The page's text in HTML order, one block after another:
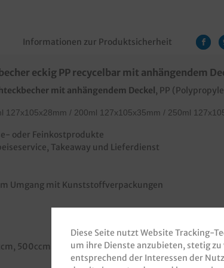
Informationen zur Produktsicherheit
eckig PP recycelbar mit anhängendem
mit anhängendem Deckel , PP
127x105x28mm / 200ml 127x105x35mm / 250ml
oder Feinkostprodukte
Takeaway und Lieferdienst
Umgang mit Kunststoffverpackungen
, 500ccm
Diese Seite nutzt Website Tracking-
um ihre Dienste anzubieten, stetig
entsprechend der Interessen der